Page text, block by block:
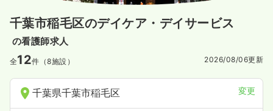
千葉市稲毛区のデイケア・デイサービス
の看護師求人
全12件（8施設） 2026/08/06更新
千葉県千葉市稲毛区 変更